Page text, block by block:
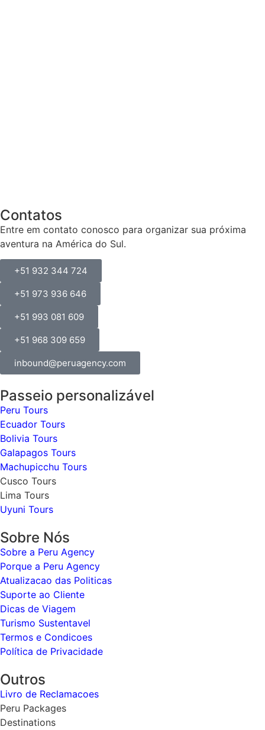
Contatos
Entre em contato conosco para organizar sua próxima
aventura na América do Sul.
+51 932 344 724
+51 973 936 646
+51 993 081 609
+51 968 309 659
inbound@peruagency.com
Passeio personalizável
Peru Tours
Ecuador Tours
Bolivia Tours
Galapagos Tours
Machupicchu Tours
Cusco Tours
Lima Tours
Uyuni Tours
Sobre Nós
Sobre a Peru Agency
Porque a Peru Agency
Atualizacao das Politicas
Suporte ao Cliente
Dicas de Viagem
Turismo Sustentavel
Termos e Condicoes
Política de Privacidade
Outros
Livro de Reclamacoes
Peru Packages
Destinations